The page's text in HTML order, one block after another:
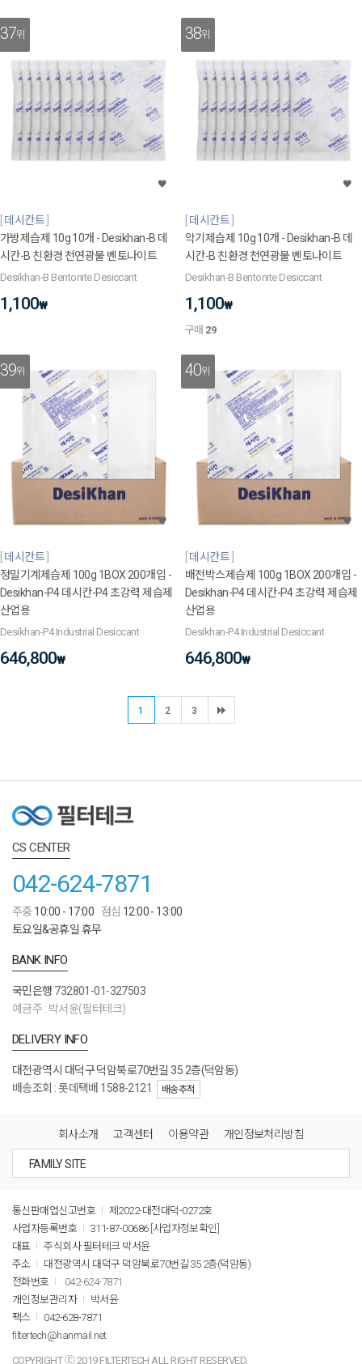
37위
데시칸트
가방제습제 10g 10개 - Desikhan-B 데
시칸-B 친환경 천연광물 벤토나이트
Desikhan-B Bentonite Desiccant
1,100₩
38위
데시칸트
악기제습제 10g 10개 - Desikhan-B 데
시칸-B 친환경 천연광물 벤토나이트
Desikhan-B Bentonite Desiccant
1,100₩
구매 29
39위
데시칸트
정밀기계제습제 100g 1BOX 200개입 -
Desikhan-P4 데시칸-P4 초강력 제습제
산업용
Desikhan-P4 Industrial Desiccant
646,800₩
40위
데시칸트
배전박스제습제 100g 1BOX 200개입 -
Desikhan-P4 데시칸-P4 초강력 제습제
산업용
Desikhan-P4 Industrial Desiccant
646,800₩
1 2 3
CS CENTER
042-624-7871
주중 10:00 - 17:00 점심 12:00 - 13:00
토요일&공휴일 휴무
BANK INFO
국민은행 732801-01-327503
예금주 : 박서윤(필터테크)
DELIVERY INFO
대전광역시 대덕구 덕암북로70번길 35 2층(덕암동)
배송조회 : 롯데택배 1588-2121
배송추적
회사소개 고객센터 이용약관 개인정보처리방침
통신판매업신고번호
제2022-대전대덕-0272호
사업자등록번호
311-87-00686 [사업자정보확인]
대표
주식회사 필터테크 박서윤
주소
대전광역시 대덕구 덕암북로70번길 35 2층(덕암동)
전화번호
042-624-7871
개인정보관리자
박서윤
팩스
042-628-7871
filtertech@hanmail.net
COPYRIGHT Ⓒ 2019 FILTERTECH ALL RIGHT RESERVED.